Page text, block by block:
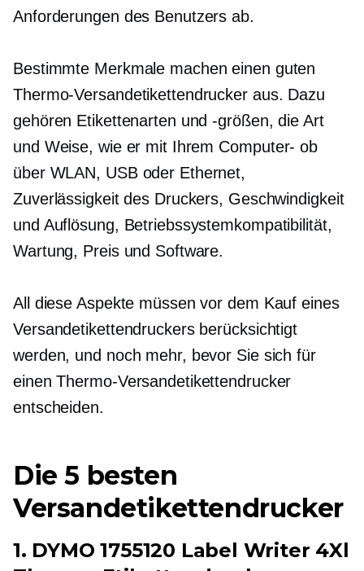
Anforderungen des Benutzers ab.
Bestimmte Merkmale machen einen guten
Thermo-Versandetikettendrucker aus. Dazu
gehören Etikettenarten und -größen, die Art
und Weise, wie er mit Ihrem Computer- ob
über WLAN, USB oder Ethernet,
Zuverlässigkeit des Druckers, Geschwindigkeit
und Auflösung, Betriebssystemkompatibilität,
Wartung, Preis und Software.
All diese Aspekte müssen vor dem Kauf eines
Versandetikettendruckers berücksichtigt
werden, und noch mehr, bevor Sie sich für
einen Thermo-Versandetikettendrucker
entscheiden.
Die 5 besten
Versandetikettendrucker
1. DYMO 1755120 Label Writer 4Xl